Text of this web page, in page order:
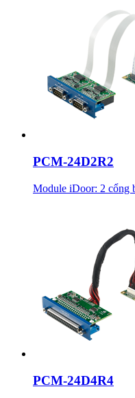
PCM-24D2R2
Module iDoor: 2 cổng
PCM-24D4R4